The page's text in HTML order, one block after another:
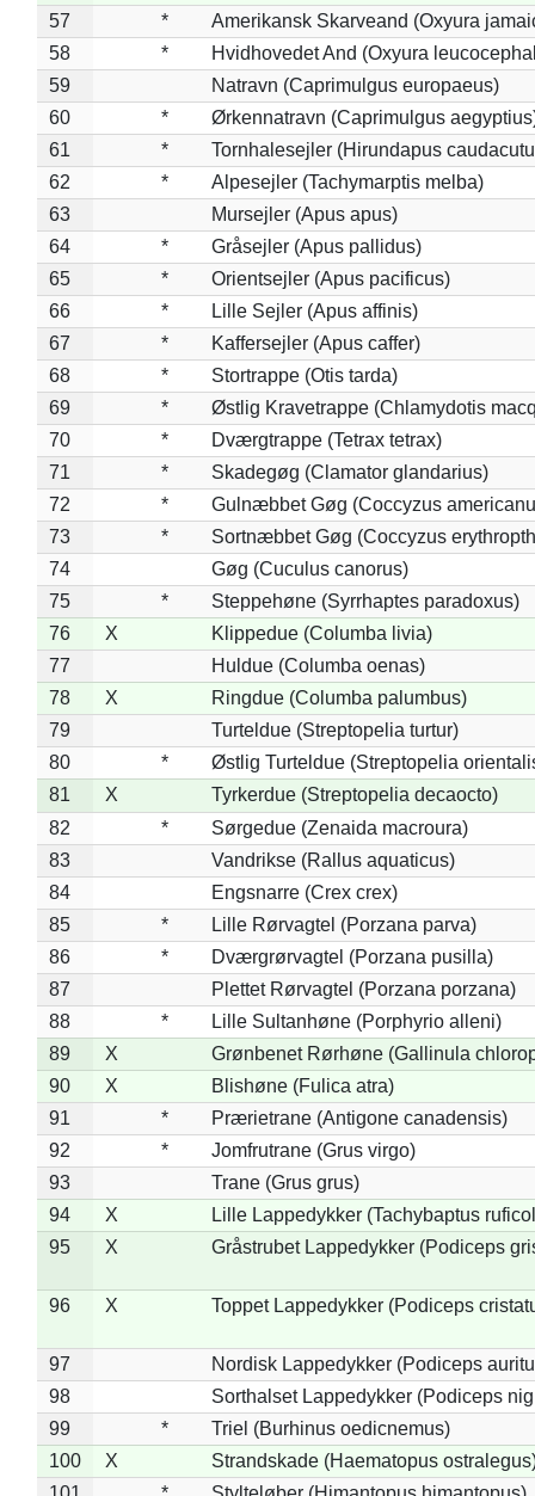
57
*
Amerikansk Skarveand (Oxyura
58
*
Hvidhovedet And (Oxyura
59
Natravn (Caprimulgus europaeus)
60
*
Ørkennatravn (Caprimulgus
61
*
Tornhalesejler (Hirundapus
62
*
Alpesejler (Tachymarptis melba)
63
Mursejler (Apus apus)
64
*
Gråsejler (Apus pallidus)
65
*
Orientsejler (Apus pacificus)
66
*
Lille Sejler (Apus affinis)
67
*
Kaffersejler (Apus caffer)
68
*
Stortrappe (Otis tarda)
69
*
Østlig Kravetrappe (Chlamydotis
70
*
Dværgtrappe (Tetrax tetrax)
71
*
Skadegøg (Clamator glandarius)
72
*
Gulnæbbet Gøg (Coccyzus
73
*
Sortnæbbet Gøg (Coccyzus
74
Gøg (Cuculus canorus)
75
*
Steppehøne (Syrrhaptes paradoxus)
76
X
Klippedue (Columba livia)
77
Huldue (Columba oenas)
78
X
Ringdue (Columba palumbus)
79
Turteldue (Streptopelia turtur)
80
*
Østlig Turteldue (Streptopelia
81
X
Tyrkerdue (Streptopelia decaocto)
82
*
Sørgedue (Zenaida macroura)
83
Vandrikse (Rallus aquaticus)
84
Engsnarre (Crex crex)
85
*
Lille Rørvagtel (Porzana parva)
86
*
Dværgrørvagtel (Porzana pusilla)
87
Plettet Rørvagtel (Porzana porzana)
88
*
Lille Sultanhøne (Porphyrio alleni)
89
X
Grønbenet Rørhøne (Gallinula
90
X
Blishøne (Fulica atra)
91
*
Prærietrane (Antigone canadensis)
92
*
Jomfrutrane (Grus virgo)
93
Trane (Grus grus)
94
X
Lille Lappedykker (Tachybaptus
95
X Gråstrubet Lappedykker (Podiceps
96 X Toppet Lappedykker (Podiceps
97
Nordisk Lappedykker (Podiceps
98
Sorthalset Lappedykker (Podiceps
99
*
Triel (Burhinus oedicnemus)
100
X
Strandskade (Haematopus